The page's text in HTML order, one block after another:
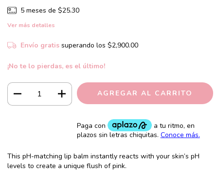
5 meses de $25.30
Ver más detalles
Envío gratis superando los $2,900.00
¡No te lo pierdas, es el último!
This pH-matching lip balm instantly reacts with your skin’s pH
levels to create a unique flush of pink.